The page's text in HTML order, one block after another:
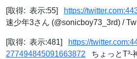
[取得: 表示:55] https://
速少年3さん (@sonicboy73_3rd) /
[取得: 表示:481]
https://
277494845091663872 ちょっとT³-